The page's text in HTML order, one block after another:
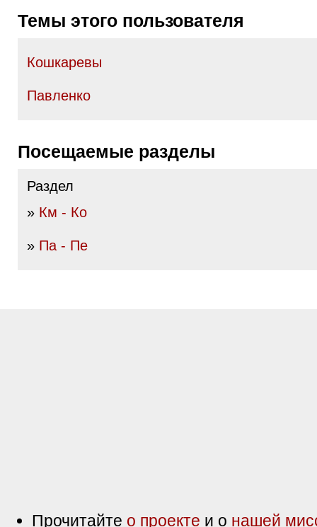
Темы этого пользователя
Кошкаревы
Павленко
Посещаемые разделы
Раздел
» Км - Ко
» Па - Пе
Прочитайте о проекте и о нашей